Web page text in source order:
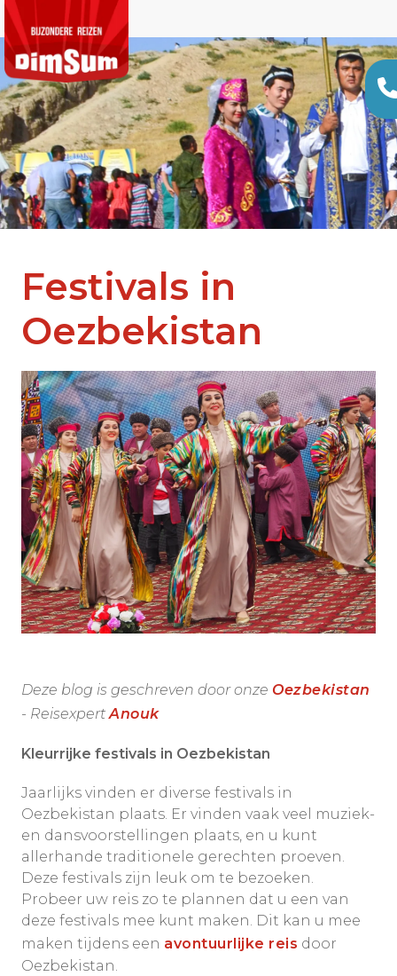
Festivals in
Oezbekistan
Deze blog is geschreven door onze Oezbekistan
- ReisexpertAnouk
Kleurrijke festivals in Oezbekistan
Jaarlijks vinden er diverse festivals in
Oezbekistan plaats. Er vinden vaak veel muziek-
en dansvoorstellingen plaats, en u kunt
allerhande traditionele gerechten proeven.
Deze festivals zijn leuk om te bezoeken.
Probeer uw reis zo te plannen dat u een van
deze festivals mee kunt maken. Dit kan u mee
maken tijdens een avontuurlijke reis door
Oezbekistan.